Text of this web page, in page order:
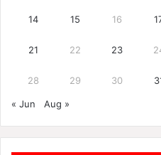
14 15 16
21 22 23
28 29 30
« Jun Aug »